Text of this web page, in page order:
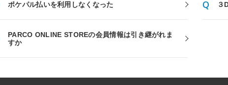
ポケパル払いを利用しなくなった ３
PARCO ONLINE STOREの会員情報は引き継がれま
すか